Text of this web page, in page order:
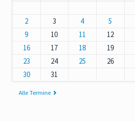
2
3 4 5
9
10 11 12
16
17 18 19
23
24 25 26
30
31
Alle Termine